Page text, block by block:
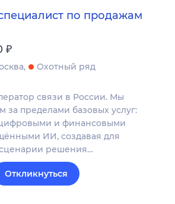
по продажам
₽
Охотный ряд
связи в России. Мы
за пределами базовых услуг:
и финансовыми
ИИ, создавая для
решения…
Откликнуться